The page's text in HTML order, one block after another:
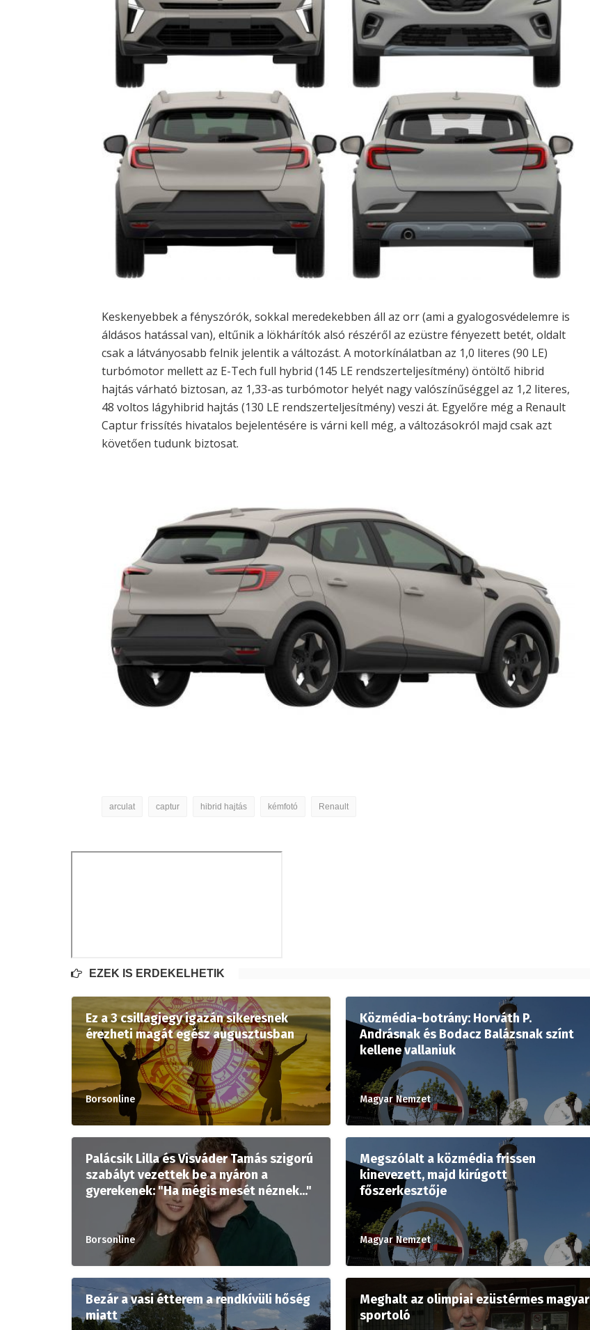
Keskenyebbek a fényszórók, sokkal meredekebben áll az orr (ami a gyalogosvédelemre is
áldásos hatással van), eltűnik a lökhárítók alsó részéről az ezüstre fényezett betét, oldalt
csak a látványosabb felnik jelentik a változást. A motorkínálatban az 1,0 literes (90 LE)
turbómotor mellett az E-Tech full hybrid (145 LE rendszerteljesítmény) öntöltő hibrid
hajtás várható biztosan, az 1,33-as turbómotor helyét nagy valószínűséggel az 1,2 literes,
48 voltos lágyhibrid hajtás (130 LE rendszerteljesítmény) veszi át. Egyelőre még a Renault
Captur frissítés hivatalos bejelentésére is várni kell még, a változásokról majd csak azt
követően tudunk biztosat.
arculat captur hibrid hajtás kémfotó Renault
EZEK IS ÉRDEKELHETIK
Ez a 3 csillagjegy igazán sikeresnek
érezheti magát egész augusztusban
Borsonline
Közmédia-botrány: Horváth P.
Andrásnak és Bodacz Balázsnak színt
kellene vallaniuk
Magyar Nemzet
Palácsik Lilla és Visváder Tamás szigorú
szabályt vezettek be a nyáron a
gyerekenek: "Ha mégis mesét néznek..."
Borsonline
Megszólalt a közmédia frissen
kinevezett, majd kirúgott
főszerkesztője
Magyar Nemzet
Bezár a vasi étterem a rendkívüli hőség
miatt
Meghalt az olimpiai ezüstérmes magyar
sportoló